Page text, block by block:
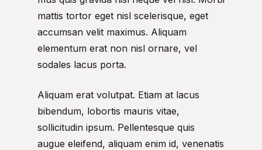
mattis tortor eget nisl scelerisque, eget
accumsan velit maximus. Aliquam
elementum erat non nisl ornare, vel
sodales lacus porta.
Aliquam erat volutpat. Etiam at lacus
bibendum, lobortis mauris vitae,
sollicitudin ipsum. Pellentesque quis
augue eleifend, aliquam enim id, venenatis